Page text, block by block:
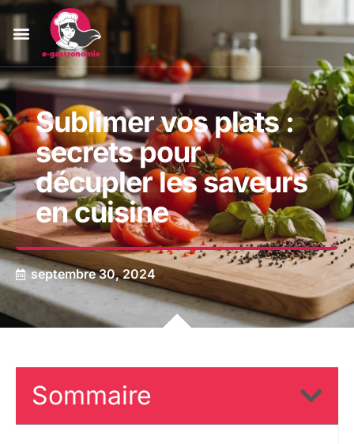
Sublimer vos plats :
secrets pour
décupler les saveurs
en cuisine
septembre 30, 2024
Sommaire